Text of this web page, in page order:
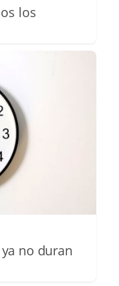
los
no duran